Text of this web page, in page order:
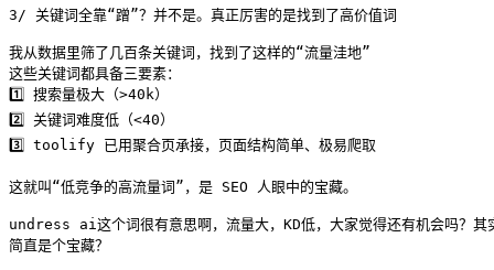
3/ 关键词全靠“蹭”？并不是。真正厉害的是找到了高价值词
我从数据里筛了几百条关键词，找到了这样的“流量洼地”
这些关键词都具备三要素：
1️⃣ 搜索量极大（>40k）
2️⃣ 关键词难度低（<40）
3️⃣ toolify 已用聚合页承接，页面结构简单、极易爬取
这就叫“低竞争的高流量词”，是 SEO 人眼中的宝藏。
undress ai这个词很有意思啊，流量大，KD低，大家觉得还有机会吗？
简直是个宝藏？